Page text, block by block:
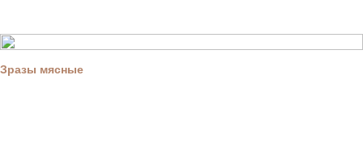
Зразы мясные